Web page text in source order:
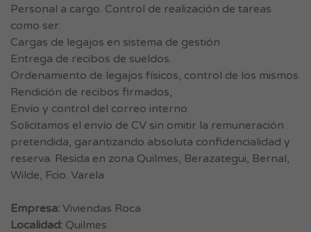
Personal a cargo. Control de realización de tareas
como ser:
Cargas de legajos en sistema de gestión
Entrega de recibos de sueldos.
Ordenamiento de legajos físicos, control de los mismos.
Rendición de recibos firmados,
Envío y control del correo interno.
Solicitamos el envío de CV sin omitir la remuneración
pretendida, garantizando absoluta confidencialidad y
reserva. Resida en zona Quilmes, Berazategui, Bernal,
Wilde, Fcio. Varela
Empresa: Viviendas Roca
Localidad: Quilmes